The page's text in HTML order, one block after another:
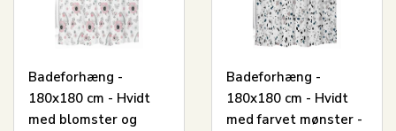
Badeforhæng -
180x180 cm - Hvidt
med blomster og
Badeforhæng -
180x180 cm - Hvidt
med farvet mønster -